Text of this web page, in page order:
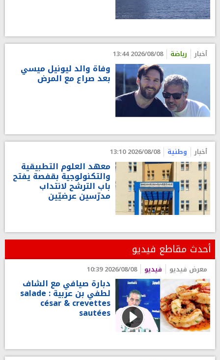
أخبار رياضة 2026/08/08 13:44
وفاة والد ليونيل ميسي
بعد صراع مع المرض
أخبار وطنية 2026/08/08 13:10
معهد العلوم التطبيقية
والتكنولوجية بقفصة يفتح
باب الترشح لانتداب
مدرّسين عرضيّين
أحدث مقاطع فيديو
معرض فيديو فيديو 2026/08/08 10:39
دبارة صيافي مع الشاف
لطفي بن عربية : salade
césar & crevettes
sautées